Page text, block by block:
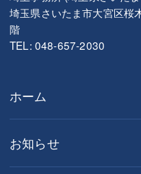
埼玉県さいたま市大宮区桜
階
TEL: 048-657-2030
ホーム
お知らせ